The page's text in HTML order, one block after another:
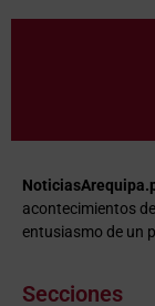
acontecimientos
entusiasmo de un
Secciones